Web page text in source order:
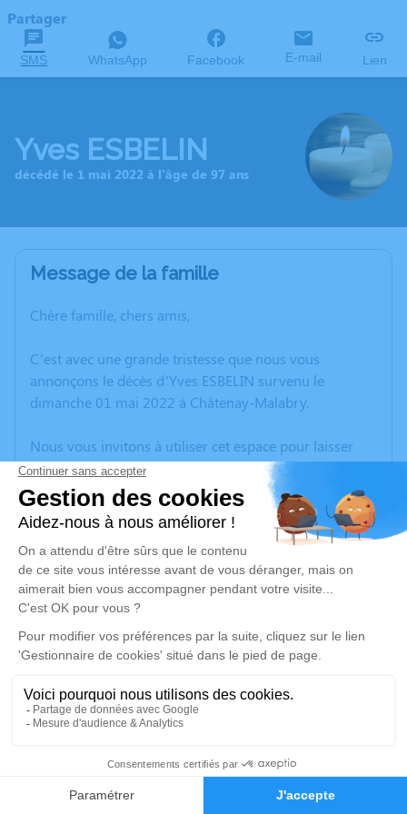
Faire-part Hommages
Partager
SMS WhatsApp Facebook E-mail Lien
Yves ESBELIN
décédé le 1 mai 2022 à l'âge de 97 ans
Message de la famille
Chère famille, chers amis,
C’est avec une grande tristesse que nous vous
annonçons le décès d’Yves ESBELIN survenu le
dimanche 01 mai 2022 à Châtenay-Malabry.
Nous vous invitons à utiliser cet espace pour laisser
vos condoléances, partager des photos souvenirs, une
anecdote ou exprimer vos pensées à travers des
poèmes ou des textes. Cet endroit est un lieu
d'expression dédié à honorer la mémoire d’Yves
ESBELIN.
Un service de plantation d’arbre hommage est
disponible ici
Cérémonie religieuse
Église St Gervais et St Protais de Saint-
Gervazy